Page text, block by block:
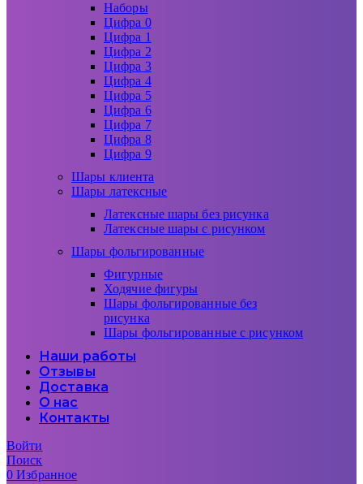
Наборы
Цифра 0
Цифра 1
Цифра 2
Цифра 3
Цифра 4
Цифра 5
Цифра 6
Цифра 7
Цифра 8
Цифра 9
Шары клиента
Шары латексные
Латексные шары без рисунка
Латексные шары с рисунком
Шары фольгированные
Фигурные
Ходячие фигуры
Шары фольгированные без
рисунка
Шары фольгированные с рисунком
Наши работы
Отзывы
Доставка
О нас
Контакты
Войти
Поиск
0Избранное